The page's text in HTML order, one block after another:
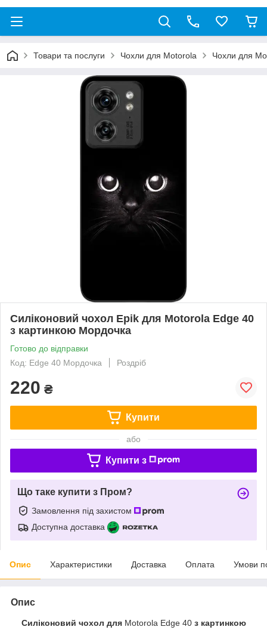
Товари та послуги Чохли для Motorola Чохли для
Силіконовий чохол Epik для Motorola Edge 40
з картинкою Мордочка
Готово до відправки
Код: Edge 40 Мордочка
Роздріб
220 ₴
Купити
або
Купити з
Що таке купити з Пром?
Замовлення під захистом
Доступна доставка
Опис Характеристики Доставка Оплата Умови
Опис
Силіконовий чохол для Motorola Edge 40з картинкою